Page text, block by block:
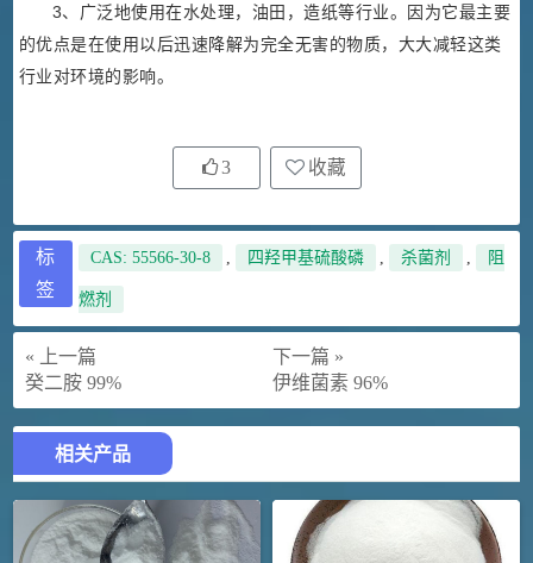
3、广泛地使用在水处理，油田，造纸等行业。因为它最主要
的优点是在使用以后迅速降解为完全无害的物质，大大减轻这类
行业对环境的影响。
3 收藏
标
签
CAS: 55566-30-8 , 四羟甲基硫酸磷 , 杀菌剂 , 阻
燃剂
« 上一篇
癸二胺 99%
下一篇 »
伊维菌素 96%
相关产品